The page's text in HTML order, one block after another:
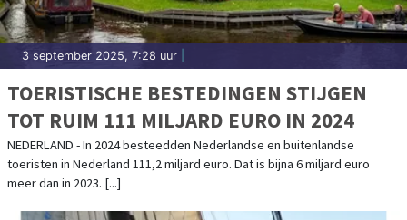
3 september 2025, 7:28 uur
TOERISTISCHE BESTEDINGEN STIJGEN
TOT RUIM 111 MILJARD EURO IN 2024
NEDERLAND - In 2024 besteedden Nederlandse en buitenlandse
toeristen in Nederland 111,2 miljard euro. Dat is bijna 6 miljard euro
meer dan in 2023. [...]